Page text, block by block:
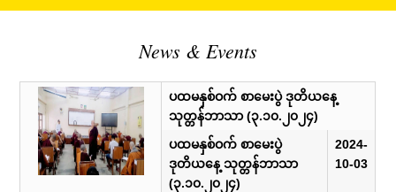
News & Events
ပထမနှစ်ဝက် စာမေးပွဲ ဒုတိယနေ့
သုတ္တန်ဘာသာ (၃.၁၀.၂၀၂၄)
ပထမနှစ်ဝက် စာမေးပွဲ
ဒုတိယနေ့ သုတ္တန်ဘာသာ
(၃.၁၀.၂၀၂၄)
2024-
10-03